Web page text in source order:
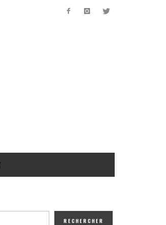
RECHERCHER